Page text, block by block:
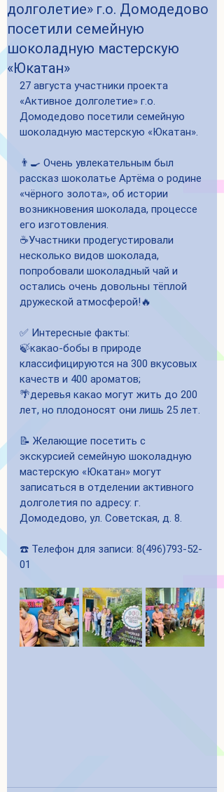
долголетие» г.о. Домодедово
посетили семейную
шоколадную мастерскую
«Юкатан»
27 августа участники проекта
«Активное долголетие» г.о.
Домодедово посетили семейную
шоколадную мастерскую «Юкатан».
👨‍🍳 Очень увлекательным был
рассказ шоколатье Артёма о родине
«чёрного золота», об истории
возникновения шоколада, процессе
его изготовления.
☕️Участники продегустировали
несколько видов шоколада,
попробовали шоколадный чай и
остались очень довольны тёплой
дружеской атмосферой!🔥
✅ Интересные факты:
🍃какао-бобы в природе
классифицируются на 300 вкусовых
качеств и 400 ароматов;
🌴деревья какао могут жить до 200
лет, но плодоносят они лишь 25 лет.
📝 Желающие посетить с
экскурсией семейную шоколадную
мастерскую «Юкатан» могут
записаться в отделении активного
долголетия по адресу: г.
Домодедово, ул. Советская, д. 8.
☎️ Телефон для записи: 8(496)793-52-
01